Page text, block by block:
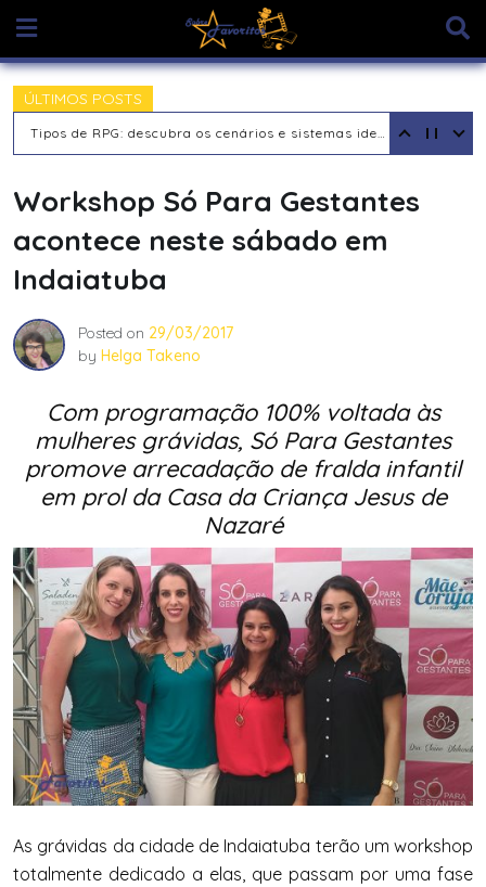
content
ÚLTIMOS POSTS
Tipos de RPG: descubra os cenários e sistemas ideais para sua aventura
Workshop Só Para Gestantes
acontece neste sábado em
Indaiatuba
Posted on 29/03/2017
by Helga Takeno
Com programação 100% voltada às
mulheres grávidas, Só Para Gestantes
promove arrecadação de fralda infantil
em prol da Casa da Criança Jesus de
Nazaré
As grávidas da cidade de Indaiatuba terão um workshop
totalmente dedicado a elas, que passam por uma fase